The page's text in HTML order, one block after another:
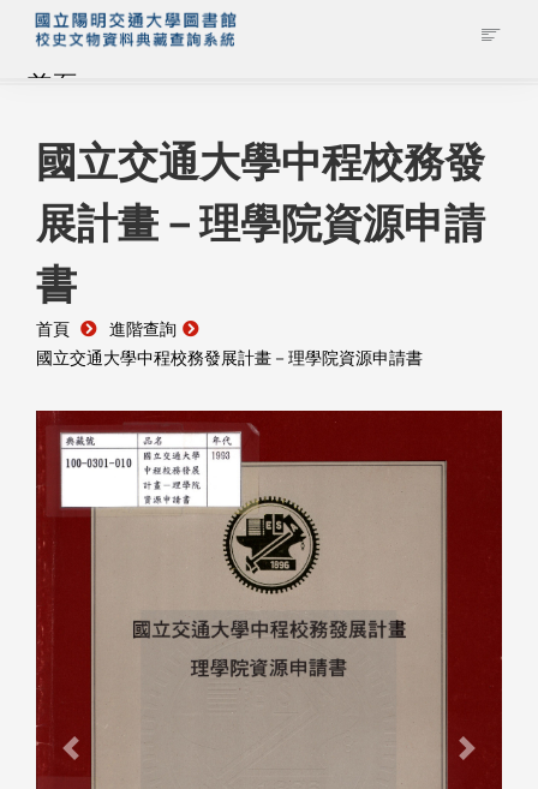
首頁
藏品查詢
校史館簡介
藏品清單全覽
資料調閱申請
管理者登入
國立交通大學中程校務發
展計畫－理學院資源申請
書
首頁
進階查詢
國立交通大學中程校務發展計畫－理學院資源申請書
Previous Next